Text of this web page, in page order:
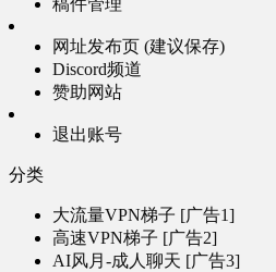
稿件管理
网址发布页 (建议保存)
Discord频道
赞助网站
退出账号
分类
大流量VPN梯子 [广告1]
高速VPN梯子 [广告2]
AI风月-成人聊天 [广告3]